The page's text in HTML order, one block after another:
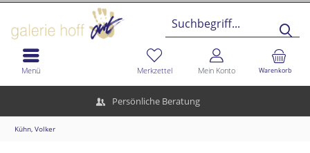
Persönliche Beratung
Warenkorb
Merkzettel Mein Konto
Menü
Kühn, Volker